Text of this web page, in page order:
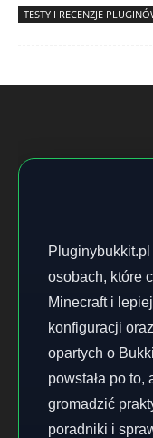
TESTY I RECENZJE
osobach, które
Minecraft i
konfiguracji
opartych o
powstała po to,
gromadzić
poradniki i